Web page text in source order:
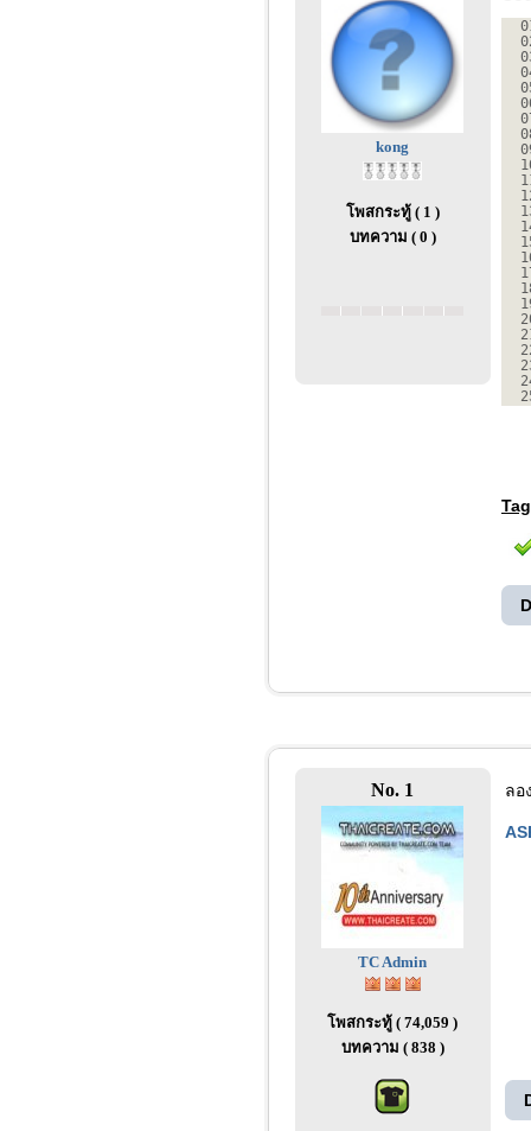
kong
โพสกระทู้ ( 1 )
บทความ ( 0 )
Tag
No. 1
TC Admin
โพสกระทู้ ( 74,059 )
บทความ ( 838 )
ลอ